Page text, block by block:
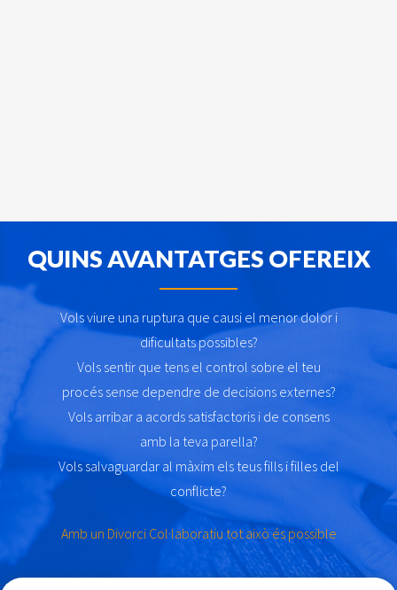
QUINS AVANTATGES OFEREIX
Vols viure una ruptura que causi el menor dolor i
dificultats possibles?
Vols sentir que tens el control sobre el teu
procés sense dependre de decisions externes?
Vols arribar a acords satisfactoris i de consens
amb la teva parella?
Vols salvaguardar al màxim els teus fills i filles del
conflicte?
Amb un Divorci Col·laboratiu tot això és possible